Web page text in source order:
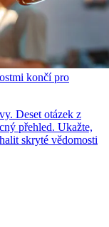
končí pro
Deset otázek z
přehled. Ukažte,
skryté vědomosti